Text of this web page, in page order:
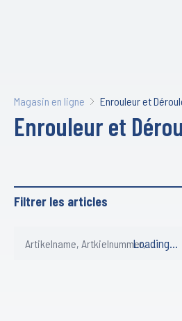
Magasin en ligne Enrouleur et
Enrouleur et
Filtrer les articles
Loading...